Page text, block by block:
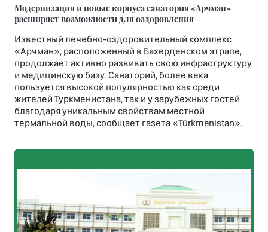
Модернизация и новые корпуса санатория «Арчман»
расширяет возможности для оздоровления
Известный лечебно-оздоровительный комплекс
«Арчман», расположенный в Бахерденском этрапе,
продолжает активно развивать свою инфраструктуру
и медицинскую базу. Санаторий, более века
пользуется высокой популярностью как среди
жителей Туркменистана, так и у зарубежных гостей
благодаря уникальным свойствам местной
термальной воды, сообщает газета «Türkmenistan».